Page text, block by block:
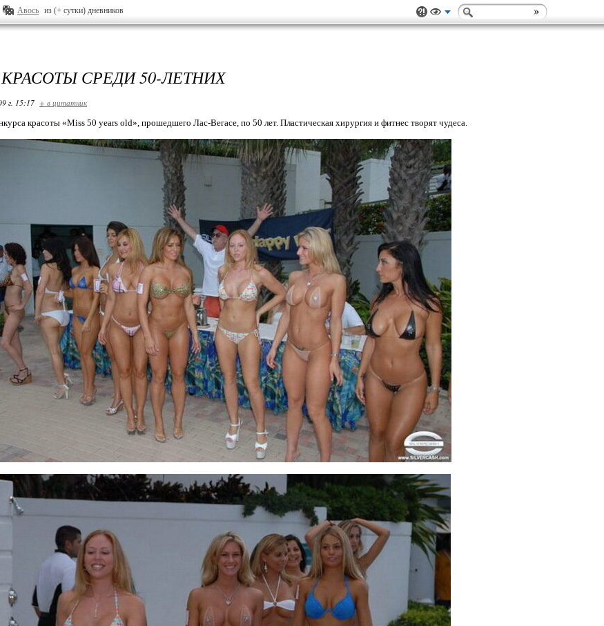
Авось из (+ сутки) дневников
СРЕДИ 50-ЛЕТНИХ
г. 15:17 + в цитатник
красоты «Miss 50 years old», прошедшего Лас-Вегасе, по 50 лет. Пластическая хирургия и фитнес творят чудеса.